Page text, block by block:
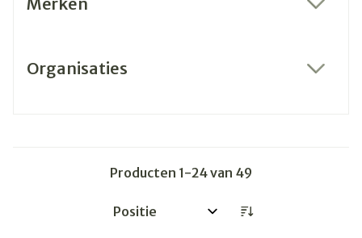
Organisaties
Producten 1-24van 49
Sorteer op: